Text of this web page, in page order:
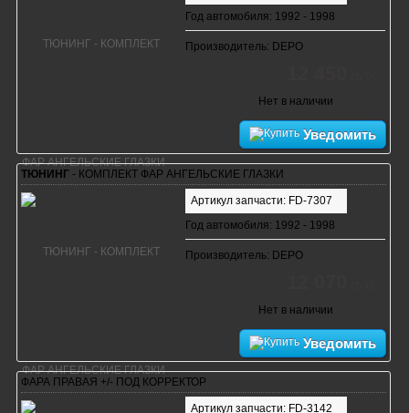
Год автомобиля: 1992 - 1998
Производитель: DEPO
Нет в наличии
Уведомить
ТЮНИНГ- КОМПЛЕКТ ФАР АНГЕЛЬСКИЕ ГЛАЗКИ
Артикул запчасти: FD-7307
Год автомобиля: 1992 - 1998
Производитель: DEPO
Нет в наличии
Уведомить
ФАРА ПРАВАЯ +/- ПОД КОРРЕКТОР
Артикул запчасти: FD-3142